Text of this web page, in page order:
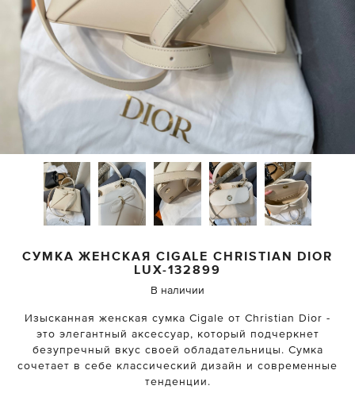
СУМКА ЖЕНСКАЯ CIGALECHRISTIAN DIOR
LUX-132899
В наличии
Изысканная женская сумка Cigale от Christian Dior -
это элегантный аксессуар, который подчеркнет
безупречный вкус своей обладательницы. Сумка
сочетает в себе классический дизайн и современные
тенденции.